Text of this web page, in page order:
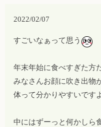
2022/02/07
すごいなぁって思う
年末年始に食べすぎた方
みなさんお顔に吹き出物
体って分かりやすいです
中にはずーっと何かしら